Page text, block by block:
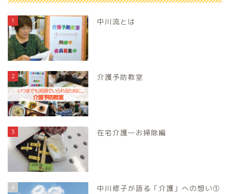
1 中川流とは
2 介護予防教室
3 在宅介護―お掃除編
4 中川修子が語る「介護」への想い①